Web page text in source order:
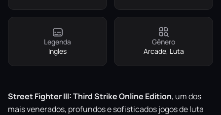
Legenda
Ingles
Gênero
Arcade, Luta
Street Fighter III: Third Strike Online Edition, um dos
mais venerados, profundos e sofisticados jogos de luta